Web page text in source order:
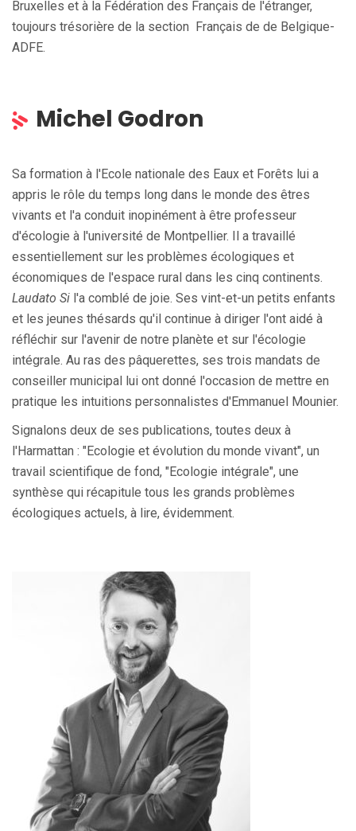
Bruxelles et à la Fédération des Français de l'étranger,
toujours trésorière de la section Français de de Belgique-
ADFE.
Michel Godron
Sa formation à l'Ecole nationale des Eaux et Forêts lui a
appris le rôle du temps long dans le monde des êtres
vivants et l'a conduit inopinément à être professeur
d'écologie à l'université de Montpellier. Il a travaillé
essentiellement sur les problèmes écologiques et
économiques de l'espace rural dans les cinq continents.
Laudato Si l'a comblé de joie. Ses vint-et-un petits enfants
et les jeunes thésards qu'il continue à diriger l'ont aidé à
réfléchir sur l'avenir de notre planète et sur l'écologie
intégrale. Au ras des pâquerettes, ses trois mandats de
conseiller municipal lui ont donné l'occasion de mettre en
pratique les intuitions personnalistes d'Emmanuel Mounier.
Signalons deux de ses publications, toutes deux à
l'Harmattan : "Ecologie et évolution du monde vivant", un
travail scientifique de fond, "Ecologie intégrale", une
synthèse qui récapitule tous les grands problèmes
écologiques actuels, à lire, évidemment.